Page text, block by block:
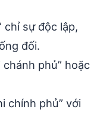
chỉ sự độc lập,
đối.
phủ” hoặc
chính phủ” với